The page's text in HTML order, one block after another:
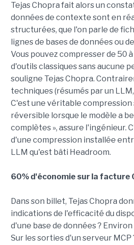
Tejas Chopra fait alors un
données de contexte sont en
structurées, que l'on parle de
lignes de bases de données ou
Vous pouvez compresser de 50
d'outils classiques sans aucune
souligne Tejas Chopra.
techniques (résumés par un
C'est une véritable compression
réversible lorsque le modèle a
complètes », assure l'ingénieur.
d'une compression installée
LLM qu'est bâti Headroom.
60% d'économie sur la facture
Dans son billet, Tejas Chopra
indications de l'efficacité du
d'une base de données ?
Sur les sorties d'un serveur MCP